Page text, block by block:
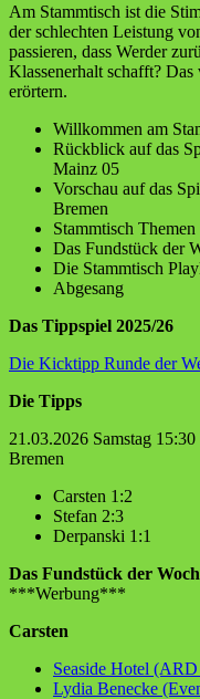
Am Stammtisch ist die
der schlechten Leistung
passieren, dass Werder
Klassenerhalt schafft?
erörtern.
Willkommen am
Rückblick auf das
Mainz 05
Vorschau auf das
Bremen
Stammtisch Themen
Das Fundstück der
Die Stammtisch
Abgesang
Das Tippspiel 2025/26
Die Kicktipp Runde der
Die Tipps
21.03.2026 Samstag
Bremen
Carsten 1:2
Stefan 2:3
Derpanski 1:1
Das Fundstück der
***Werbung***
Carsten
Seaside Hotel
Lydia Benecke